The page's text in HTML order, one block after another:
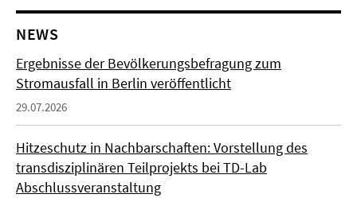
NEWS
Ergebnisse der Bevölkerungsbefragung zum
Stromausfall in Berlin veröffentlicht
29.07.2026
Hitzeschutz in Nachbarschaften: Vorstellung des
transdisziplinären Teilprojekts bei TD-Lab
Abschlussveranstaltung